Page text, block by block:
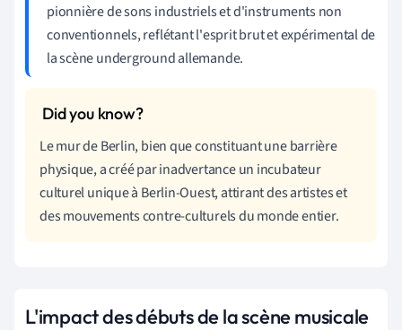
pionnière de sons industriels et d'instruments non
conventionnels, reflétant l'esprit brut et expérimental de
la scène underground allemande.
Le mur de Berlin, bien que constituant une barrière
physique, a créé par inadvertance un incubateur
culturel unique à Berlin-Ouest, attirant des artistes et
des mouvements contre-culturels du monde entier.
L'impact des débuts de la scène musicale